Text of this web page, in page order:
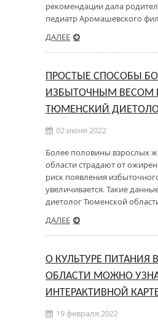
рекомендации дала
педиатр Аромашевского
ДАЛЕЕ
ПРОСТЫЕ СПОСОБЫ
ИЗБЫТОЧНЫМ ВЕСОМ
ТЮМЕНСКИЙ
02 июня 2022
Более половины взрослых
области страдают от
риск появления
увеличивается. Такие
диетолог Тюменской
ДАЛЕЕ
О КУЛЬТУРЕ ПИТАНИЯ
ОБЛАСТИ МОЖНО
ИНТЕРАКТИВНОЙ
19 февраля 2022